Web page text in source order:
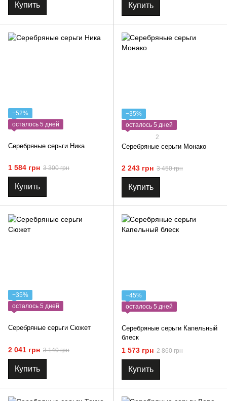
Купить Купить
−52%
осталось 5 дней
Серебряные серьги Ника
1 584 грн 3 300 грн
Купить
−35%
осталось 5 дней
2
Серебряные серьги Монако
2 243 грн 3 450 грн
Купить
−35%
осталось 5 дней
Серебряные серьги Сюжет
2 041 грн 3 140 грн
Купить
−45%
осталось 5 дней
Серебряные серьги Капельный
блеск
1 573 грн 2 860 грн
Купить